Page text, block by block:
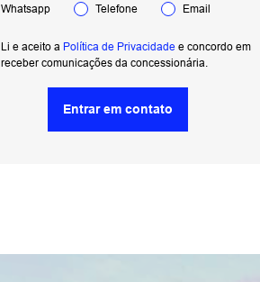
Whatsapp
Telefone Email
Li e aceito a Política de Privacidade e concordo em
receber comunicações da concessionária.
Entrar em contato